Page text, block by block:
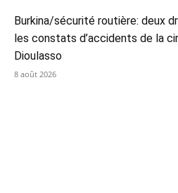
Burkina/sécurité routière: deux
les constats d’accidents de la
Dioulasso
8 août 2026